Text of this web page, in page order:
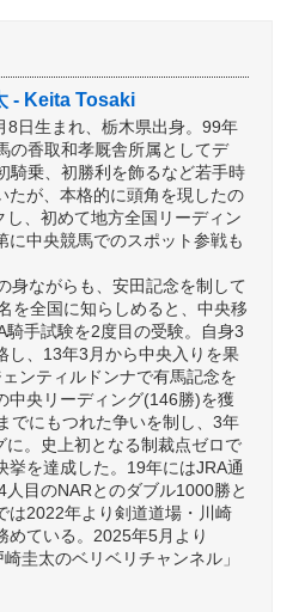
- Keita Tosaki
8日生まれ、栃木県出身。99年
の香取和孝厩舎所属としてデ
騎乗、初勝利を飾るなど若手時
たが、本格的に頭角を現したの
、初めて地方全国リーディン
に中央競馬でのスポット参戦も
身ながらも、安田記念を制して
を全国に知らしめると、中央移
騎手試験を2度目の受験。自身3
し、13年3月から中央入りを果
ンティルドンナで有馬記念を
中央リーディング(146勝)を獲
でにもつれた争いを制し、3年
に。史上初となる制裁点ゼロで
挙を達成した。19年にはJRA通
目のNARとのダブル1000勝と
は2022年より剣道道場・川崎
めている。2025年5月より
圭太のベリベリチャンネル」